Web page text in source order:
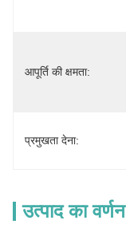
आपूर्ति की क्षमता:
प्रमुखता देना:
उत्पाद का वर्णन